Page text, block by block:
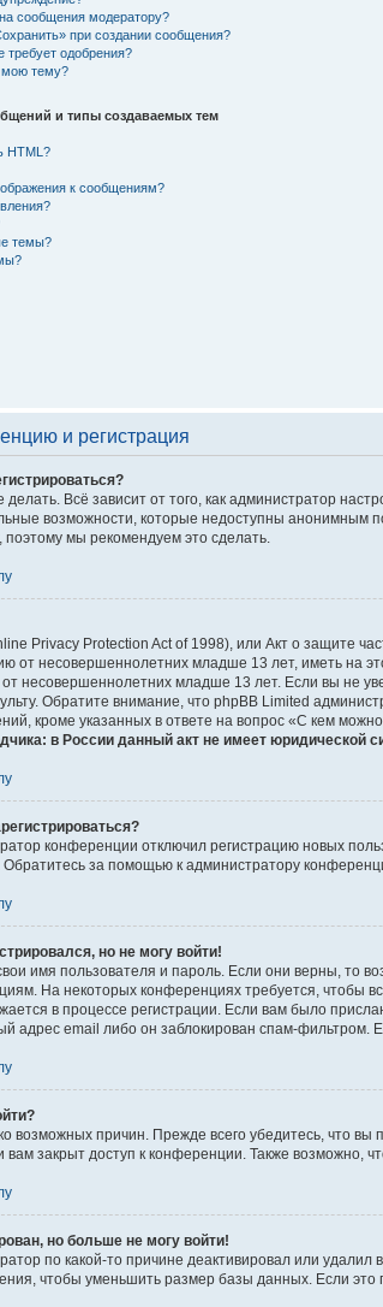
сообщения модератору?
при создании сообщения?
одобрения?
мою тему?
и типы создаваемых тем
HTML?
к сообщениям?
темы?
и регистрация
делать. Всё зависит от того, как администратор
возможности, которые недоступны анонимным
поэтому мы рекомендуем это сделать.
Privacy Protection Act of 1998), или Акт о защите
от несовершеннолетних младше 13 лет, иметь на
несовершеннолетних младше 13 лет. Если вы не
Обратите внимание, что phpBB Limited
кроме указанных в ответе на вопрос «С кем
в России данный акт не имеет юридической
конференции отключил регистрацию новых
Обратитесь за помощью к администратору
но не могу войти!
имя пользователя и пароль. Если они верны, то
На некоторых конференциях требуется, чтобы
в процессе регистрации. Если вам было
адрес email либо он заблокирован спам-фильтром.
возможных причин. Прежде всего убедитесь, что
вам закрыт доступ к конференции. Также возможно,
но больше не могу войти!
по какой-то причине деактивировал или
чтобы уменьшить размер базы данных. Если это